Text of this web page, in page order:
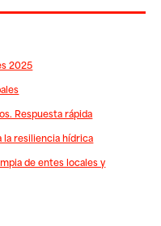
2025
Respuesta rápida
la resiliencia hídrica
de entes locales y